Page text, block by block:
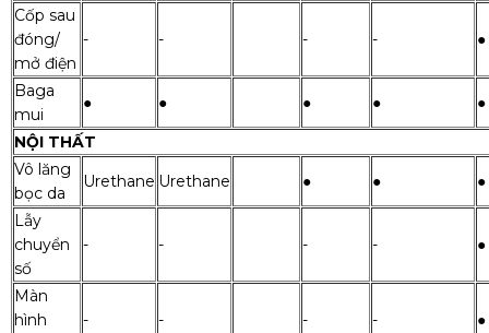
Cốp sau
đóng/
mở điện
- - - - ●
Baga
mui
● ● ● ●
●
NỘI THẤT
Vô lăng
bọc da
Urethane Urethane ● ●
●
Lẫy
chuyển
số
- - - - ●
Màn
hình
- - - - ●